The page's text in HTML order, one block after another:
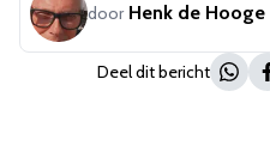
door Henk de Hooge
Deel dit bericht